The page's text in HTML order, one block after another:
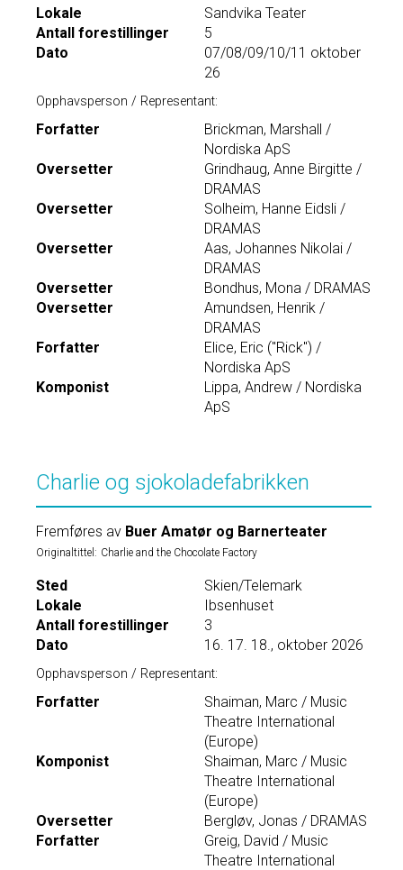
Lokale
Sandvika Teater
Antall forestillinger
5
Dato
07/08/09/10/11 oktober
26
Opphavsperson / Representant:
Forfatter
Brickman, Marshall /
Nordiska ApS
Oversetter
Grindhaug, Anne Birgitte /
DRAMAS
Oversetter
Solheim, Hanne Eidsli /
DRAMAS
Oversetter
Aas, Johannes Nikolai /
DRAMAS
Oversetter
Bondhus, Mona / DRAMAS
Oversetter
Amundsen, Henrik /
DRAMAS
Forfatter
Elice, Eric ("Rick") /
Nordiska ApS
Komponist
Lippa, Andrew / Nordiska
ApS
Charlie og sjokoladefabrikken
Fremføres av Buer Amatør og Barnerteater
Originaltittel: Charlie and the Chocolate Factory
Sted
Skien/Telemark
Lokale
Ibsenhuset
Antall forestillinger
3
Dato
16. 17. 18., oktober 2026
Opphavsperson / Representant:
Forfatter
Shaiman, Marc / Music
Theatre International
(Europe)
Komponist
Shaiman, Marc / Music
Theatre International
(Europe)
Oversetter
Bergløv, Jonas / DRAMAS
Forfatter
Greig, David / Music
Theatre International